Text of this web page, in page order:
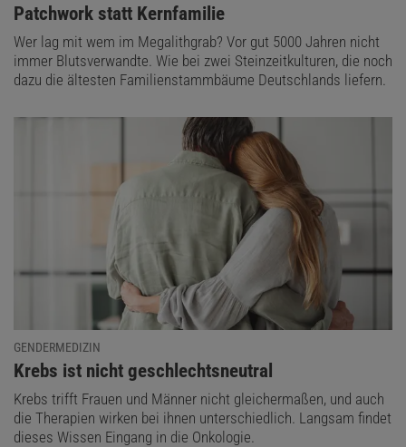
:
Patchwork statt Kernfamilie
Wer lag mit wem im Megalithgrab? Vor gut 5000 Jahren nicht
immer Blutsverwandte. Wie bei zwei Steinzeitkulturen, die noch
dazu die ältesten Familienstammbäume Deutschlands liefern.
GENDERMEDIZIN
:
Krebs ist nicht geschlechtsneutral
Krebs trifft Frauen und Männer nicht gleichermaßen, und auch
die Therapien wirken bei ihnen unterschiedlich. Langsam findet
dieses Wissen Eingang in die Onkologie.